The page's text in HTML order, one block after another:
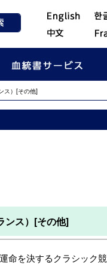
ス）[その他]
ンス）[その他]
を決するクラシック